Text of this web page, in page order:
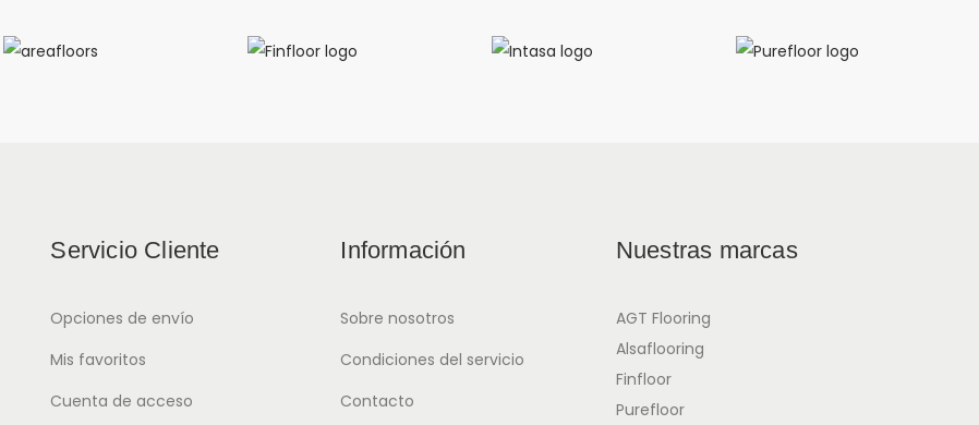
Servicio Cliente
Opciones de envío
Mis favoritos
Cuenta de acceso
Información
Sobre nosotros
Condiciones del servicio
Contacto
Nuestras marcas
AGT Flooring
Alsaflooring
Finfloor
Purefloor